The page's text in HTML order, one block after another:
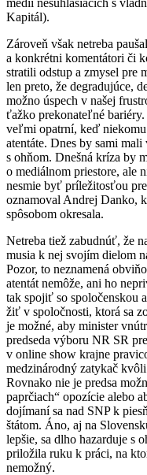
Kapitál).
Zároveň však netreba
a konkrétni komentátori či
stratili odstup a zmysel pre
len preto, že degradujúce,
možno úspech v našej
ťažko prekonateľné
veľmi opatrní, keď
atentáte. Dnes by sami
s ohňom. Dnešná kríza by
o mediálnom priestore, ale
nesmie byť príležitosťou
oznamoval Andrej Danko,
spôsobom okresala.
Netreba tiež zabudnúť, že
musia k nej svojím dielom
Pozor, to neznamená
atentát nemôže, ani ho
tak spojiť so spoločenskou
žiť v spoločnosti, ktorá sa
je možné, aby minister
predseda výboru NR SR
v online show krajne
medzinárodný zatykač
Rovnako nie je predsa
paprčiach“ opozície alebo
dojímaní sa nad SNP k
štátom. Áno, aj na
lepšie, sa dlho hazarduje s
priložila ruku k práci, na
nemožný.